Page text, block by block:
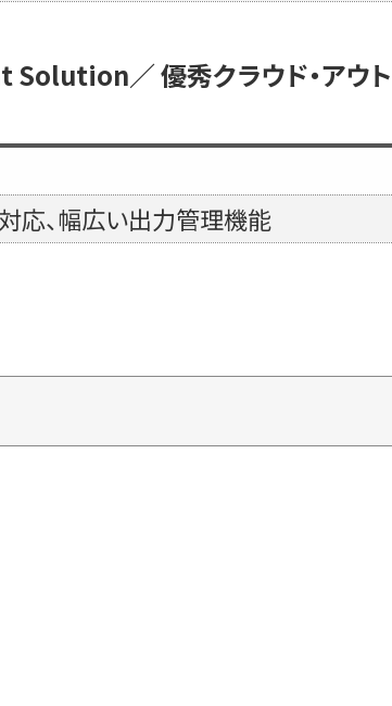
／ 優秀クラウド・アウトプ
応、幅広い出力管理機能